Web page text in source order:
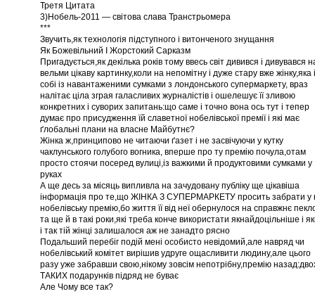
Третя Цитата
3)Нобель-2011 — світова слава Транстрьомера
***
Звучить,як технологія підступного і витонченого знущання
Як Божевільний І Жорстокий Сарказм
Пригадується,як декілька років тому ввесь світ дивився і дивувався
вельми цікаву картинку,коли на непомітну і дуже стару вже жінку,яка
собі із навантаженими сумками з лондонського супермаркету, враз
налітає ціла зграя галасливих журналістів і ошелешує її зливою
конкретних і суворих запитань:що саме і точно вона ось тут і тепер
думає про присудження їй славетної нобелівської премії і які має
ґлобальні плани на власне Майбутнє?
Жінка ж,принципово не читаючи ґазет і не засвічуючи у кутку
чаклунського голубого вогника, вперше про ту премію почула,отам
просто стоячи посеред вулиці,із важкими й продуктовими сумками у
руках
А ще десь за місяць випливла на зачудовану публіку ще цікавіша
інформація про те,що ЖІНКА З СУПЕРМАРКЕТУ просить забрати у
нобелівську премію,бо життя її від неї обернулося на справжнє
та ще й в такі роки,які треба конче використати якнайдоцільніше і
і так тій жінці залишалося аж не занадто рясно
Подальший перебіг подій мені особисто невідомий,але навряд чи
нобелівський комітет вирішив удруге ощасливити людину,але цього
разу уже забравши свою,нікому зовсім непотрібну,премію
ТАКИХ подарунків підряд не буває
Але Чому все так?